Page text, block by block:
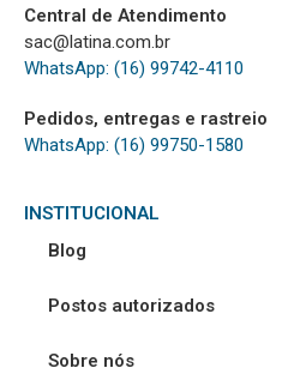
Central de Atendimento
sac@latina.com.br
WhatsApp: (16) 99742-4110
Pedidos, entregas e rastreio
WhatsApp: (16) 99750-1580
INSTITUCIONAL
Blog
Postos autorizados
Sobre nós